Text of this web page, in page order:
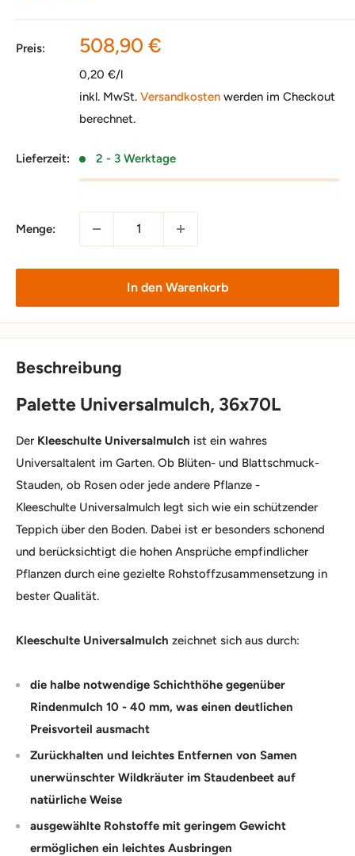
Preis: Sonderpreis
508,90 €
0,20 €/l
inkl. MwSt. Versandkosten werden im Checkout
berechnet.
Lieferzeit: 2 - 3 Werktage
Menge:
In den Warenkorb
Beschreibung
Palette Universalmulch, 36x70L
Der Kleeschulte Universalmulch ist ein wahres
Universaltalent im Garten. Ob Blüten- und Blattschmuck-
Stauden, ob Rosen oder jede andere Pflanze -
Kleeschulte Universalmulch legt sich wie ein schützender
Teppich über den Boden. Dabei ist er besonders schonend
und berücksichtigt die hohen Ansprüche empfindlicher
Pflanzen durch eine gezielte Rohstoffzusammensetzung in
bester Qualität.
Kleeschulte Universalmulch zeichnet sich aus durch:
die halbe notwendige Schichthöhe gegenüber
Rindenmulch 10 - 40 mm, was einen deutlichen
Preisvorteil ausmacht
Zurückhalten und leichtes Entfernen von Samen
unerwünschter Wildkräuter im Staudenbeet auf
natürliche Weise
ausgewählte Rohstoffe mit geringem Gewicht
ermöglichen ein leichtes Ausbringen